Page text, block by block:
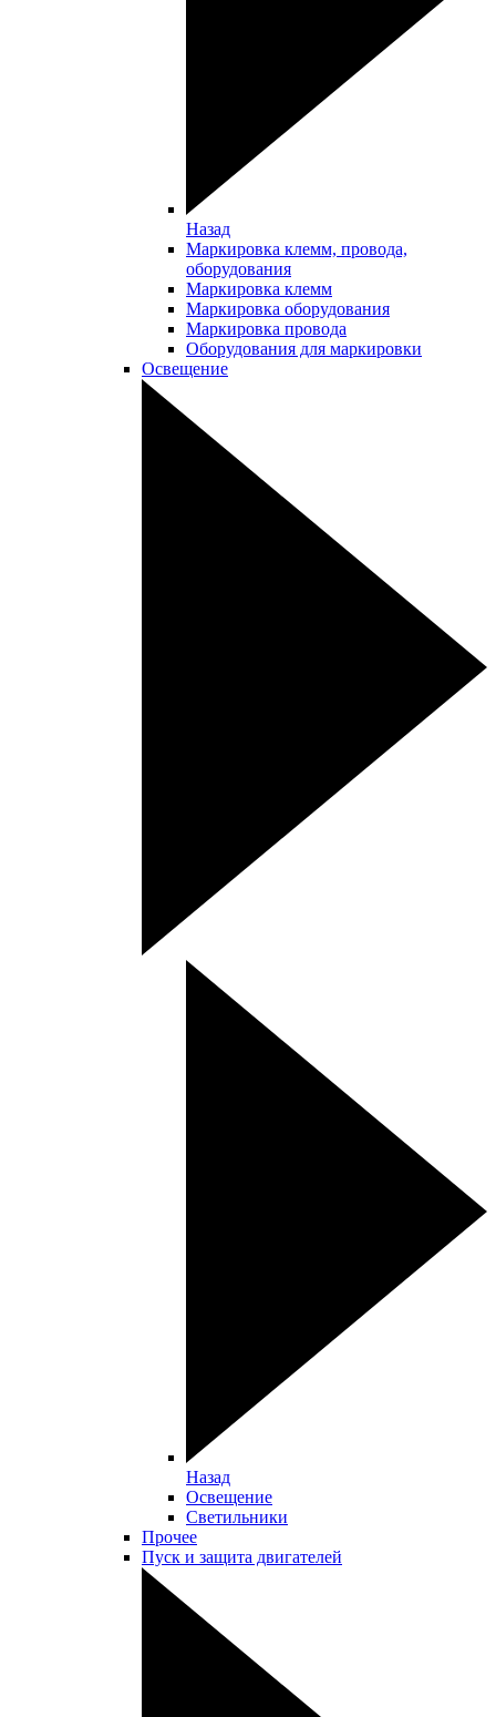
Назад
Маркировка клемм, провода,
оборудования
Маркировка клемм
Маркировка оборудования
Маркировка провода
Оборудования для маркировки
Освещение
Назад
Освещение
Светильники
Прочее
Пуск и защита двигателей